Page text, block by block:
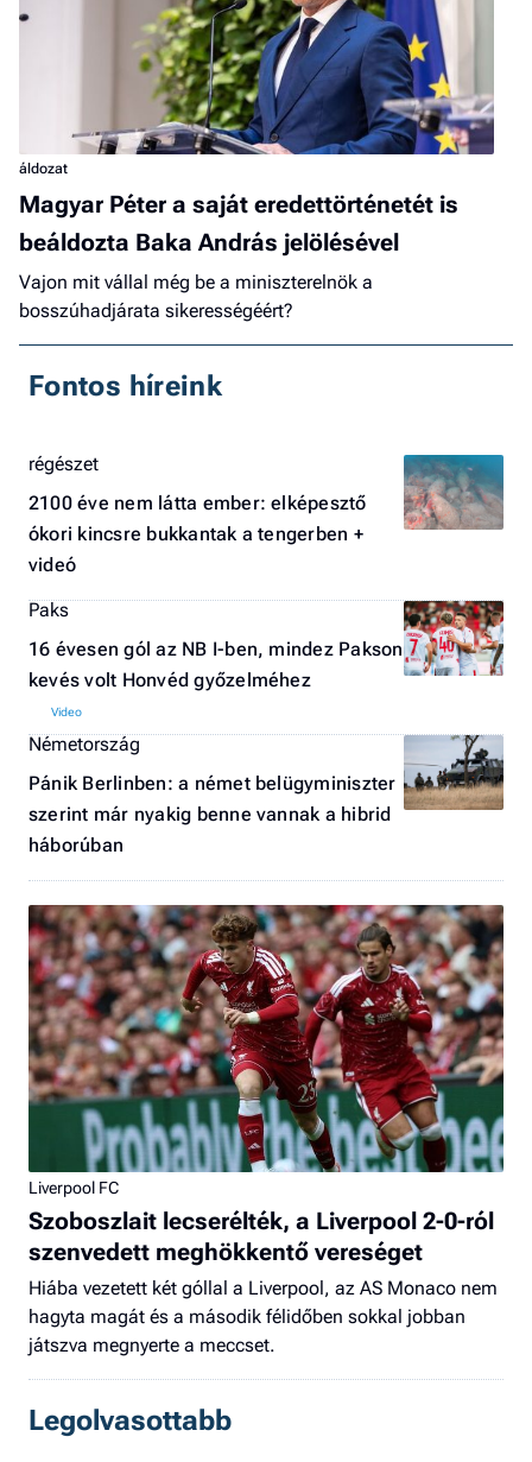
áldozat
Magyar Péter a saját eredettörténetét is
beáldozta Baka András jelölésével
Vajon mit vállal még be a miniszterelnök a
bosszúhadjárata sikerességéért?
Fontos híreink
régészet
2100 éve nem látta ember: elképesztő
ókori kincsre bukkantak a tengerben +
videó
Paks
16 évesen gól az NB I-ben, mindez Pakson
kevés volt Honvéd győzelméhez
Németország
Pánik Berlinben: a német belügyminiszter
szerint már nyakig benne vannak a hibrid
háborúban
Liverpool FC
Szoboszlait lecserélték, a Liverpool 2-0-ról
szenvedett meghökkentő vereséget
Hiába vezetett két góllal a Liverpool, az AS Monaco nem
hagyta magát és a második félidőben sokkal jobban
játszva megnyerte a meccset.
Legolvasottabb